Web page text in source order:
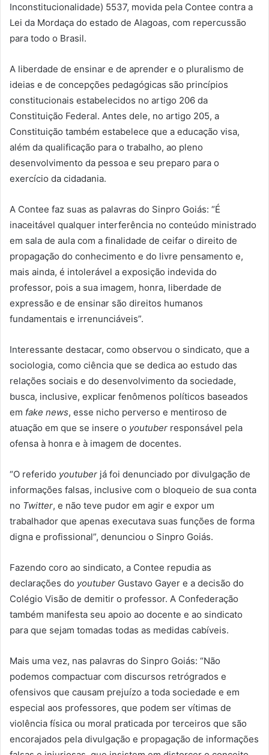
Inconstitucionalidade) 5537, movida pela Contee contra a
Lei da Mordaça do estado de Alagoas, com repercussão
para todo o Brasil.
A liberdade de ensinar e de aprender e o pluralismo de
ideias e de concepções pedagógicas são princípios
constitucionais estabelecidos no artigo 206 da
Constituição Federal. Antes dele, no artigo 205, a
Constituição também estabelece que a educação visa,
além da qualificação para o trabalho, ao pleno
desenvolvimento da pessoa e seu preparo para o
exercício da cidadania.
A Contee faz suas as palavras do Sinpro Goiás: “É
inaceitável qualquer interferência no conteúdo ministrado
em sala de aula com a finalidade de ceifar o direito de
propagação do conhecimento e do livre pensamento e,
mais ainda, é intolerável a exposição indevida do
professor, pois a sua imagem, honra, liberdade de
expressão e de ensinar são direitos humanos
fundamentais e irrenunciáveis”.
Interessante destacar, como observou o sindicato, que a
sociologia, como ciência que se dedica ao estudo das
relações sociais e do desenvolvimento da sociedade,
busca, inclusive, explicar fenômenos políticos baseados
em fake news, esse nicho perverso e mentiroso de
atuação em que se insere o youtuber responsável pela
ofensa à honra e à imagem de docentes.
“O referido youtuber já foi denunciado por divulgação de
informações falsas, inclusive com o bloqueio de sua conta
no Twitter, e não teve pudor em agir e expor um
trabalhador que apenas executava suas funções de forma
digna e profissional”, denunciou o Sinpro Goiás.
Fazendo coro ao sindicato, a Contee repudia as
declarações do youtuber Gustavo Gayer e a decisão do
Colégio Visão de demitir o professor. A Confederação
também manifesta seu apoio ao docente e ao sindicato
para que sejam tomadas todas as medidas cabíveis.
Mais uma vez, nas palavras do Sinpro Goiás: “Não
podemos compactuar com discursos retrógrados e
ofensivos que causam prejuízo a toda sociedade e em
especial aos professores, que podem ser vítimas de
violência física ou moral praticada por terceiros que são
encorajados pela divulgação e propagação de informações